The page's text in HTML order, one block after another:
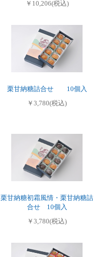
￥10,206(税込)
栗甘納糖詰合せ 10個入
￥3,780(税込)
栗甘納糖初霜風情・栗甘納糖詰
合せ 10個入
￥3,780(税込)